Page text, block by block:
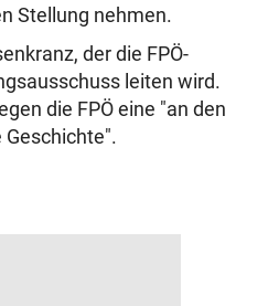
Stellung nehmen.
der die FPÖ-
leiten wird.
die FPÖ eine "an den